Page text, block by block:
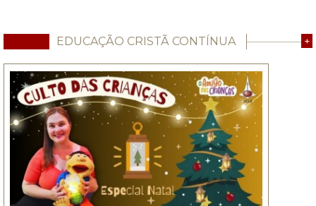
EDUCAÇÃO CRISTÃ CONTÍNUA +